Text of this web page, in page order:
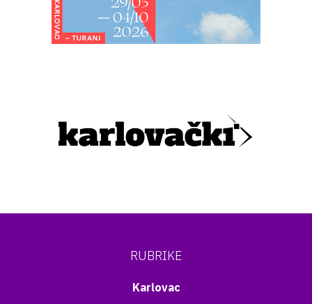
RUBRIKE
Karlovac